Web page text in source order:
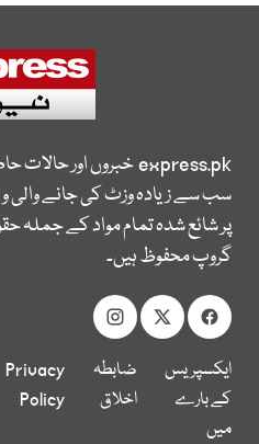
express.pkخبروں اور حالات
سب سے زیادہ وزٹ کی جانے
پر شائع شدہ تمام مواد کے جملہ
گروپ محفوظ ہیں۔
ایکسپریس
کے بارے
میں
ضابطہ
اخلاق
Privacy
Policy